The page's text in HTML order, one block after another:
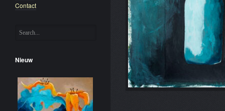
Contact
Nieuw